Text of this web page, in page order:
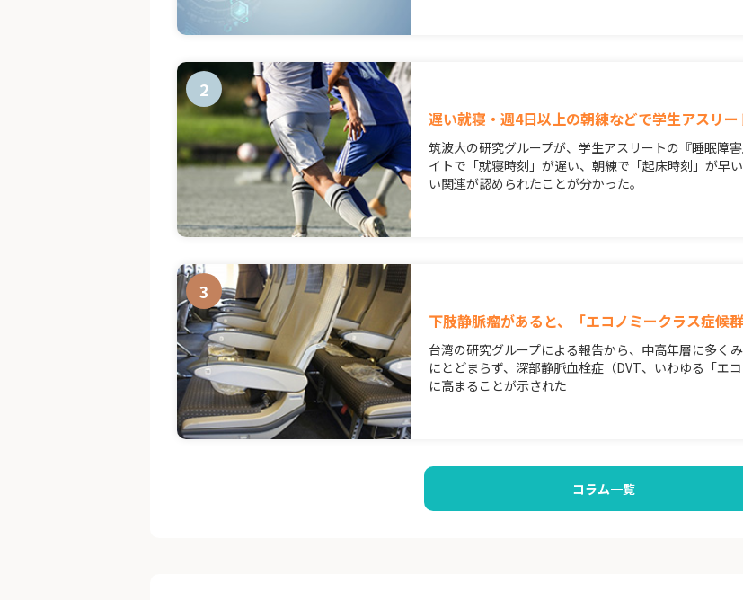
遅い就寝・週4日以上の朝練などで学生アスリー
筑波大の研究グループが、学生アスリートの『睡眠障
イトで「就寝時刻」が遅い、朝練で「起床時刻」が早
い関連が認められたことが分かった。
下肢静脈瘤があると、「エコノミークラス症候
台湾の研究グループによる報告から、中高年層に多く
にとどまらず、深部静脈血栓症（DVT、いわゆる「エ
に高まることが示された
コラム一覧